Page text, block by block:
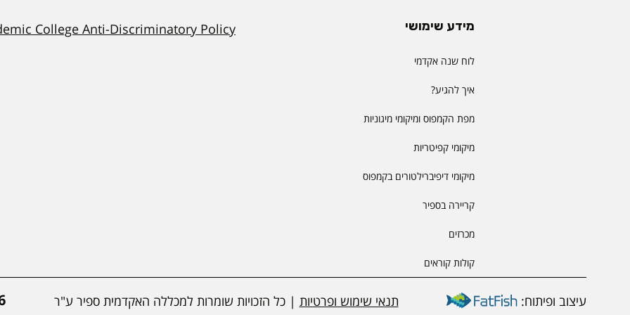
מידע שימושי
לוח שנה אקדמי
איך להגיע?
מפת הקמפוס ומיקומי מיגוניות
מיקומי קפיטריות
מיקומי דיפיברילטורים בקמפוס
קריירה בספיר
מכרזים
קולות קוראים
College Anti-Discriminatory Policy
עיצוב ופיתוח: תנאי שימוש ופרטיות | כל הזכויות שומרות למכללה האקדמית ספיר ע"ר